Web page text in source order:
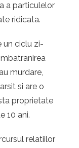
a particulelor
ridicata.
un ciclu zi-
murdare,
si are o
proprietate
10 ani.
relatiilor